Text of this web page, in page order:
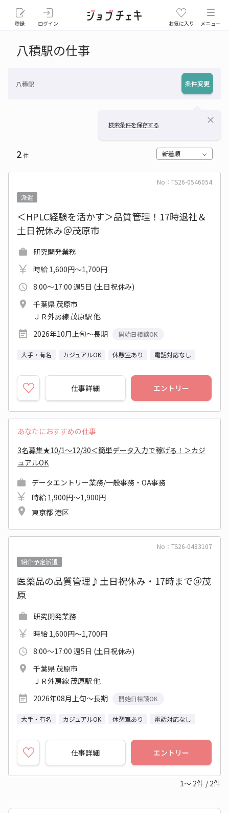
登録 ログイン お気に入り メニュー
八積駅の仕事
八積駅 条件変更
検索条件を保存する close
2件 新着順
No：TS26-0546054
派遣
＜HPLC経験を活かす＞品質管理！17時退社＆
土日祝休み＠茂原市
研究開発業務
時給 1,600円～1,700円
8:00～17:00 週5日 (土日祝休み)
千葉県 茂原市
ＪＲ外房線 茂原駅 他
2026年10月上旬～長期
開始日相談OK
大手・有名 カジュアルOK 休憩室あり 電話対応なし
仕事詳細 エントリー
あなたにおすすめの仕事
3名募集★10/1～12/30＜簡単データ入力で稼げる！＞カジ
ュアルOK
データエントリー業務/一般事務・OA事務
時給 1,900円～1,900円
東京都 港区
No：TS26-0483107
紹介予定派遣
医薬品の品質管理♪土日祝休み・17時まで＠茂
原
研究開発業務
時給 1,600円～1,700円
8:00～17:00 週5日 (土日祝休み)
千葉県 茂原市
ＪＲ外房線 茂原駅 他
2026年08月上旬～長期
開始日相談OK
大手・有名 カジュアルOK 休憩室あり 電話対応なし
仕事詳細 エントリー
1～ 2件 / 2件